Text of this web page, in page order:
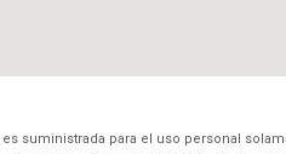
suministrada para el uso personal